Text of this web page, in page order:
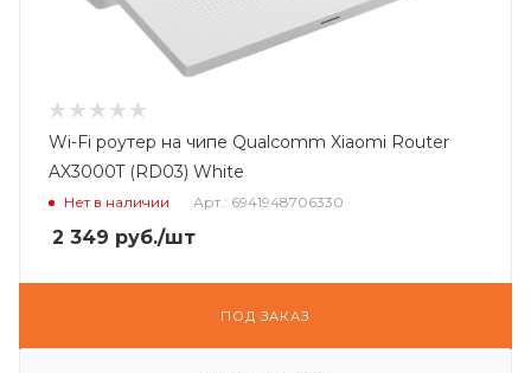
Wi-Fi роутер на чипе Qualcomm Xiaomi Router
AX3000T (RD03) White
Нет в наличии Арт.: 6941948706330
2 349 руб./шт
ПОД ЗАКАЗ